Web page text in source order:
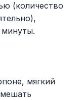
(количество
мягкий